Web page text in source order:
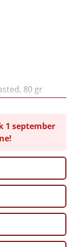
80 gr
x 29 x 30 cm
1 september